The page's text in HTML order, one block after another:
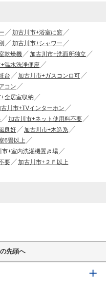
加古川市+浴室に窓
加古川市+シャワー
乾燥機
加古川市+洗面所独立
温水洗浄便座
台
加古川市+ガスコンロ可
コン
全居室収納
川市+TVインターホン
加古川市+ネット使用料不要
良好
加古川市+木造系
6畳以上
市+室内洗濯機置き場
要 加古川市+２Ｆ以上
先頭へ